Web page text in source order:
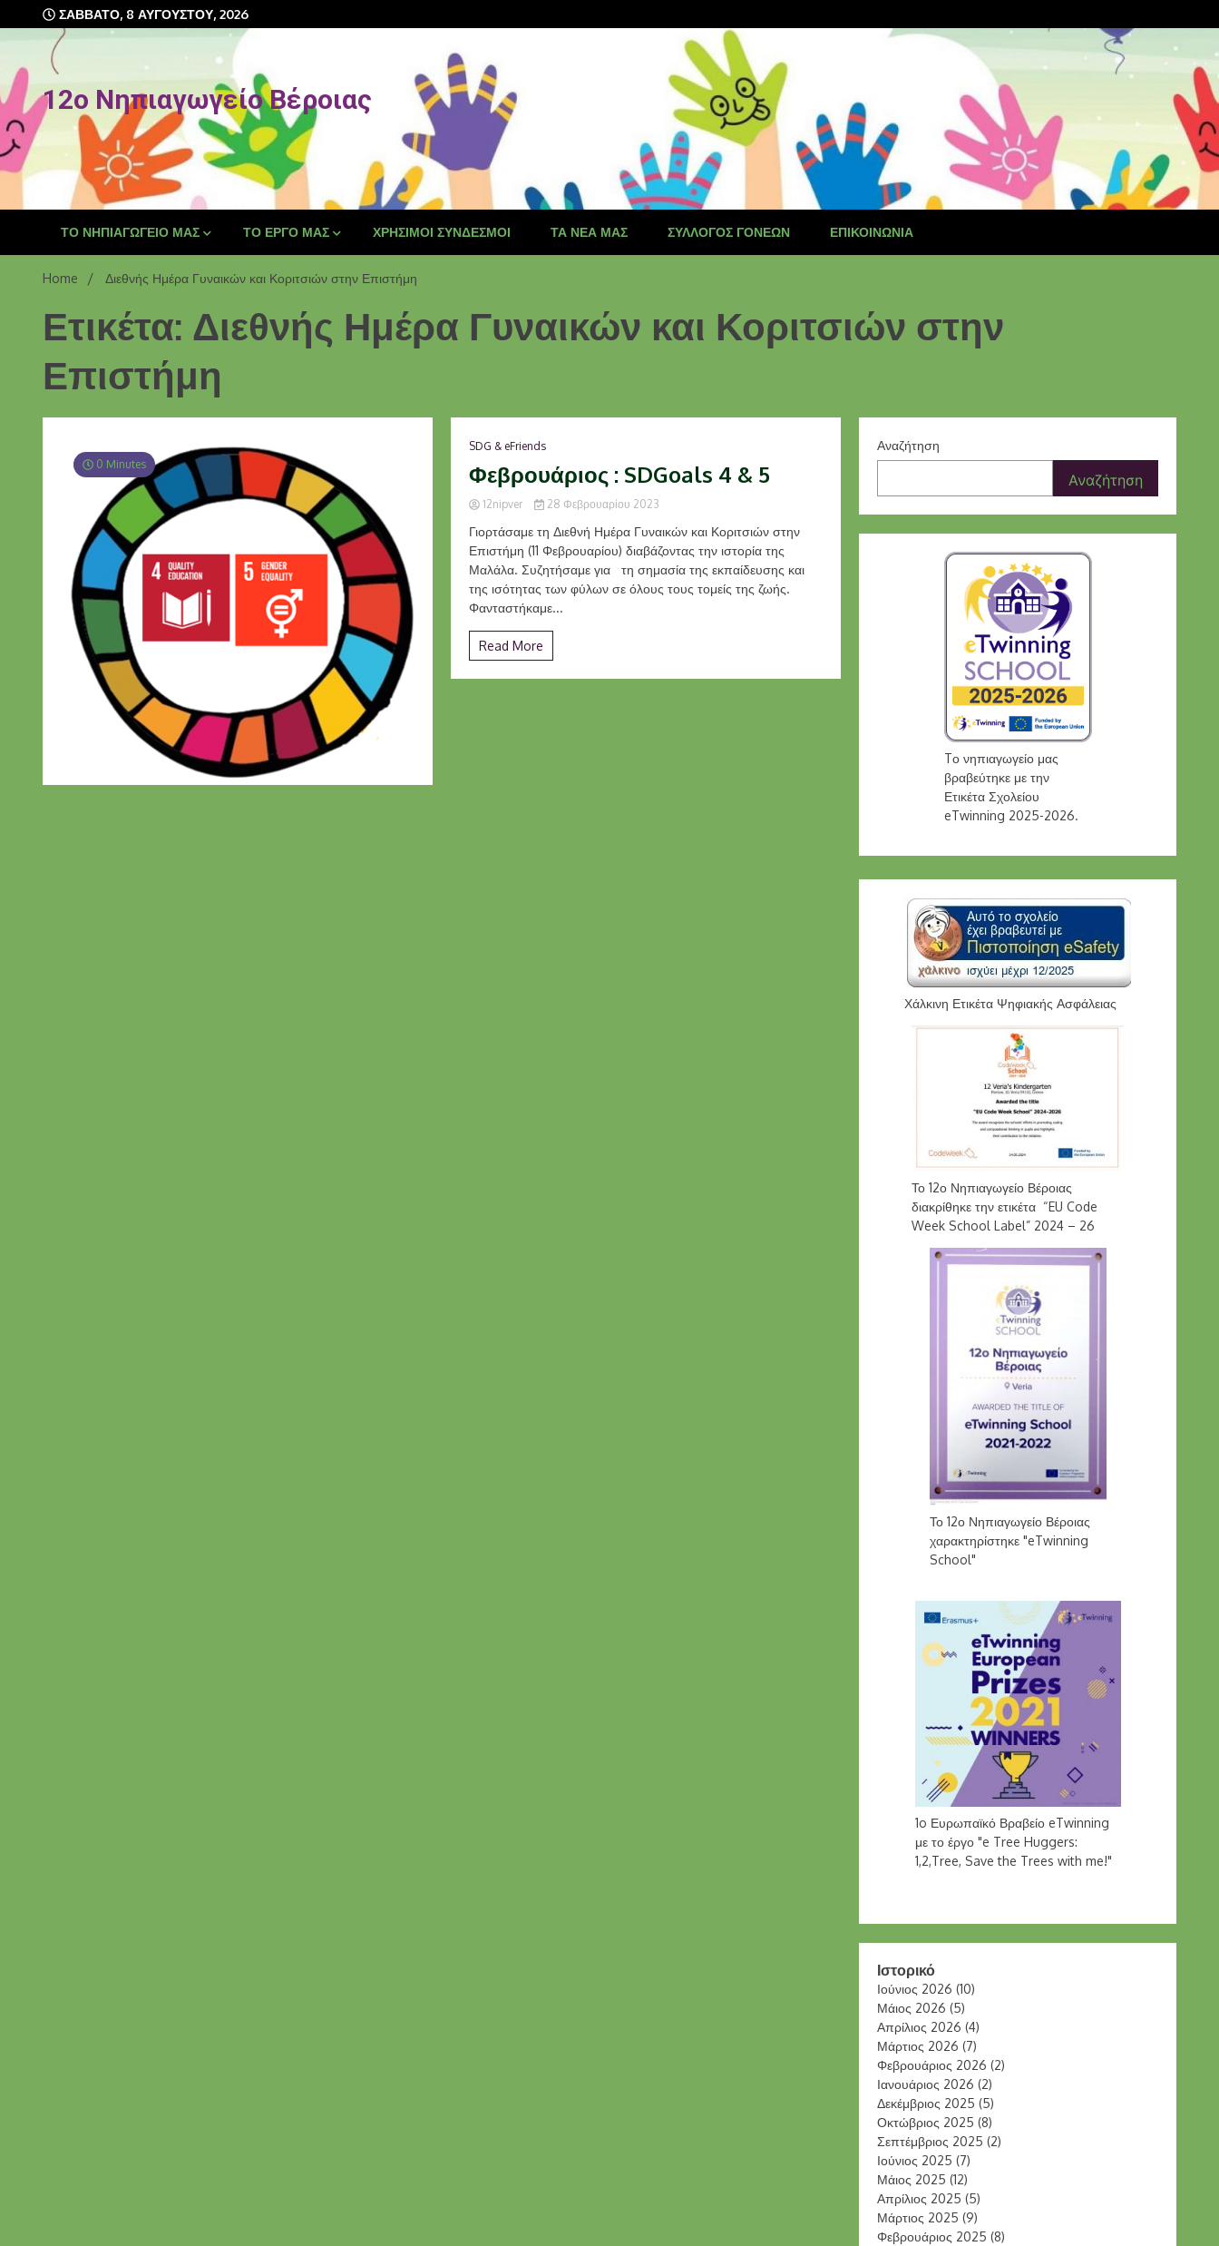
to
ΣΆΒΒΑΤΟ, 8 ΑΥΓΟΎΣΤΟΥ, 2026
12o Νηπιαγωγείο Βέροιας
ΤΟ ΝΗΠΙΑΓΩΓΕΊΟ ΜΑΣ ΤΟ ΈΡΓΟ ΜΑΣ ΧΡΉΣΙΜΟΙ ΣΎΝΔΕΣΜΟΙ ΤΑ ΝΈΑ ΜΑΣ ΣΎΛΛΟΓΟΣ ΓΟΝΈΩΝ ΕΠΙΚΟΙΝΩΝΊΑ
Home Διεθνής Ημέρα Γυναικών και Κοριτσιών στην Επιστήμη
Ετικέτα: Διεθνής Ημέρα Γυναικών και Κοριτσιών στην
Επιστήμη
0 Minutes
SDG & eFriends
Φεβρουάριος : SDGoals 4 & 5
12nipver 28 Φεβρουαρίου 2023
Γιορτάσαμε τη Διεθνή Ημέρα Γυναικών και Κοριτσιών στην
Επιστήμη (11 Φεβρουαρίου) διαβάζοντας την ιστορία της
Μαλάλα. Συζητήσαμε για τη σημασία της εκπαίδευσης και
της ισότητας των φύλων σε όλους τους τομείς της ζωής.
Φανταστήκαμε...
Read More
Αναζήτηση
Αναζήτηση
Tο νηπιαγωγείο μας
βραβεύτηκε με την
Ετικέτα Σχολείου
eTwinning 2025-2026.
Χάλκινη Ετικέτα Ψηφιακής Ασφάλειας
Το 12ο Νηπιαγωγείο Βέροιας
διακρίθηκε την ετικέτα “EU Code
Week School Label” 2024 – 26
Το 12ο Νηπιαγωγείο Βέροιας
χαρακτηρίστηκε "eTwinning
School"
1o Ευρωπαϊκό Βραβείο eTwinning
με το έργο "e Tree Huggers:
1,2,Tree, Save the Trees with me!"
Ιστορικό
Ιούνιος 2026 (10)
Μάιος 2026 (5)
Απρίλιος 2026 (4)
Μάρτιος 2026 (7)
Φεβρουάριος 2026 (2)
Ιανουάριος 2026 (2)
Δεκέμβριος 2025 (5)
Οκτώβριος 2025 (8)
Σεπτέμβριος 2025 (2)
Ιούνιος 2025 (7)
Μάιος 2025 (12)
Απρίλιος 2025 (5)
Μάρτιος 2025 (9)
Φεβρουάριος 2025 (8)